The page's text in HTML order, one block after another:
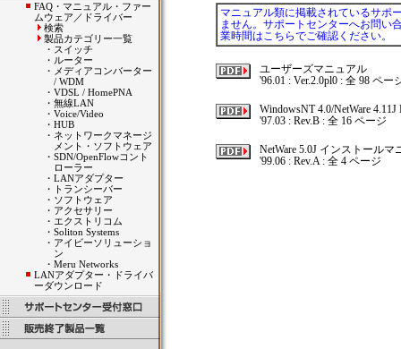
FAQ・マニュアル・ファー
ムウェア／ドライバー
検索
製品カテゴリー一覧
・ スイッチ
・ ルーター
・ メディアコンバーター
/ WDM
・ VDSL / HomePNA
・ 無線LAN
・ Voice/Video
・ HUB
・ ネットワークマネージ
メント・ソフトウェア
・ SDN/OpenFlowコント
ローラー
・ LANアダプター
・
トランシーバー
・ ソフトウェア
・ アクセサリー
・ エクストリコム
・ Soliton Systems
・ アイビーソリューショ
ン
・ Meru Networks
LANアダプター・ドライバ
ーダウンロード
マニュアル類に掲載されているサポ
ません。サポートセンターへお問い
業時間はこちらでご確認ください。
ユーザーズマニュアル
'96.01 : Ver.2.0pl0 : 全 98 ペー
WindowsNT 4.0/NetWare
'97.03 : Rev.B : 全 16 ページ
NetWare 5.0J インストールマ
'99.06 : Rev.A : 全 4 ページ